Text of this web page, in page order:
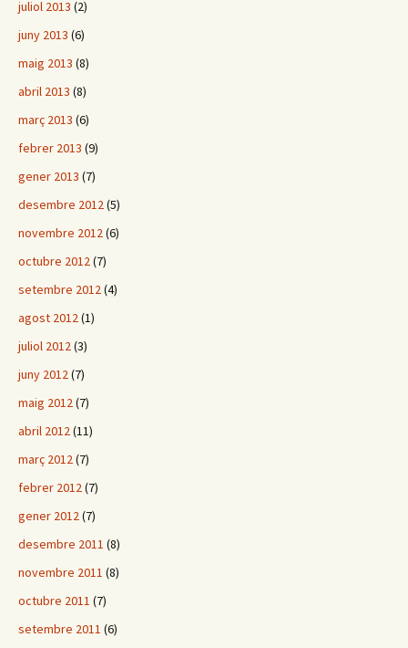
juliol 2013 (2)
juny 2013 (6)
maig 2013 (8)
abril 2013 (8)
març 2013 (6)
febrer 2013 (9)
gener 2013 (7)
desembre 2012(5)
novembre 2012(6)
octubre 2012(7)
setembre 2012(4)
agost 2012(1)
juliol 2012(3)
juny 2012(7)
maig 2012(7)
abril 2012(11)
març 2012(7)
febrer 2012(7)
gener 2012(7)
desembre 2011 (8)
novembre 2011 (8)
octubre 2011 (7)
setembre 2011 (6)